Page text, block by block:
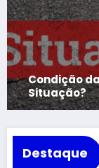
Condição das
Situação?
Destaque
do Mundo